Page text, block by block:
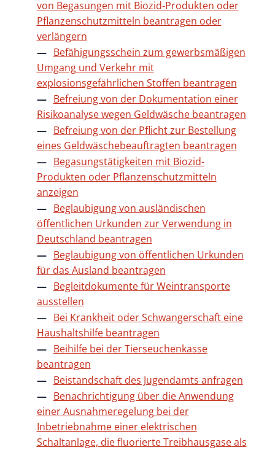
von Begasungen mit Biozid-Produkten oder
Pflanzenschutzmitteln beantragen oder
verlängern
Befähigungsschein zum gewerbsmäßigen
Umgang und Verkehr mit
explosionsgefährlichen Stoffen beantragen
Befreiung von der Dokumentation einer
Risikoanalyse wegen Geldwäsche beantragen
Befreiung von der Pflicht zur Bestellung
eines Geldwäschebeauftragten beantragen
Begasungstätigkeiten mit Biozid-
Produkten oder Pflanzenschutzmitteln
anzeigen
Beglaubigung von ausländischen
öffentlichen Urkunden zur Verwendung in
Deutschland beantragen
Beglaubigung von öffentlichen Urkunden
für das Ausland beantragen
Begleitdokumente für Weintransporte
ausstellen
Bei Krankheit oder Schwangerschaft eine
Haushaltshilfe beantragen
Beihilfe bei der Tierseuchenkasse
beantragen
Beistandschaft des Jugendamts anfragen
Benachrichtigung über die Anwendung
einer Ausnahmeregelung bei der
Inbetriebnahme einer elektrischen
Schaltanlage, die fluorierte Treibhausgase als